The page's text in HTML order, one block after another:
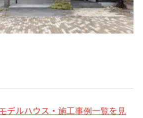
デルハウス・施工事例一覧を見